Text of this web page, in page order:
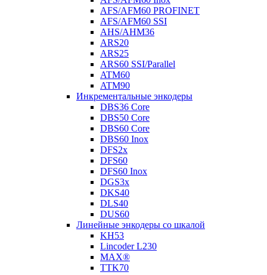
AFS/AFM60 PROFINET
AFS/AFM60 SSI
AHS/AHM36
ARS20
ARS25
ARS60 SSI/Parallel
ATM60
ATM90
Инкрементальные энкодеры
DBS36 Core
DBS50 Core
DBS60 Core
DBS60 Inox
DFS2x
DFS60
DFS60 Inox
DGS3x
DKS40
DLS40
DUS60
Линейные энкодеры со шкалой
KH53
Lincoder L230
MAX®
TTK70